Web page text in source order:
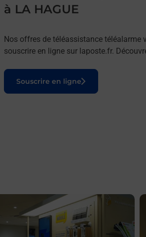
à LA HAGUE
Nos offres de téléassistance téléalarme
souscrire en ligne sur laposte.fr.
Souscrire en ligne
Le lien s'ouvre dans un nouvel onglet